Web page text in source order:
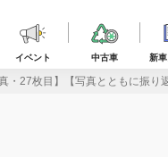
イベント 中古車 新
真・27枚目】【写真とともに振